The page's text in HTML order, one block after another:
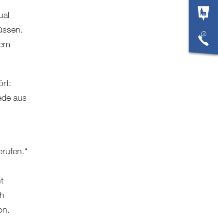
aus